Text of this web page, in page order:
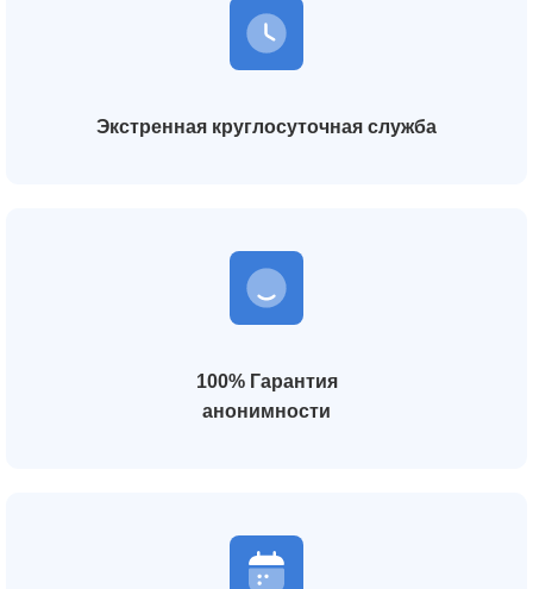
Экстренная круглосуточная служба
100% Гарантия
анонимности